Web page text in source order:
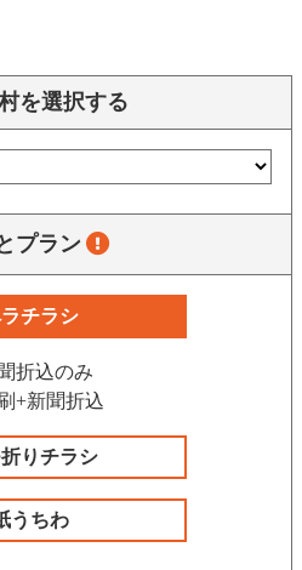
を選択する
プラン
チラシ
折込のみ
+新聞折込
りチラシ
うちわ